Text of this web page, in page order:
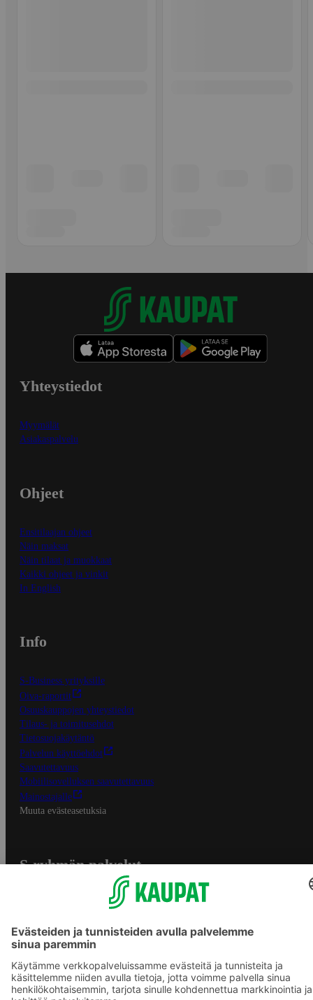
Yhteystiedot
Myymälät
Asiakaspalvelu
Ohjeet
Ensitilaajan ohjeet
Näin maksat
Näin tilaat ja muokkaat
Kaikki ohjeet ja vinkit
In English
Info
S-Business yrityksille
Oiva-raportit
Osuuskauppojen yhteystiedot
Tilaus- ja toimitusehdot
Tietosuojakäytäntö
Palvelun käyttöehdot
Saavutettavuus
Mobiilisovelluksen saavutettavuus
Mainostajalle
Muuta evästeasetuksia
S-ryhmän palvelut
Yhteishyvä Ruoka -sovellus
S-ostoslista -sovellus
Prisma.fi
Sokos.fi
S-Pankki